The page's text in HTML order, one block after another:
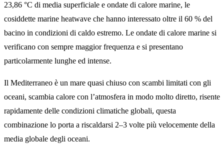
23,86 °C di media superficiale e ondate di calore marine, le
cosiddette marine heatwave che hanno interessato oltre il 60 % del
bacino in condizioni di caldo estremo. Le ondate di calore marine si
verificano con sempre maggior frequenza e si presentano
particolarmente lunghe ed intense.
Il Mediterraneo è un mare quasi chiuso con scambi limitati con gli
oceani, scambia calore con l’atmosfera in modo molto diretto, risente
rapidamente delle condizioni climatiche globali, questa
combinazione lo porta a riscaldarsi 2–3 volte più velocemente della
media globale degli oceani.